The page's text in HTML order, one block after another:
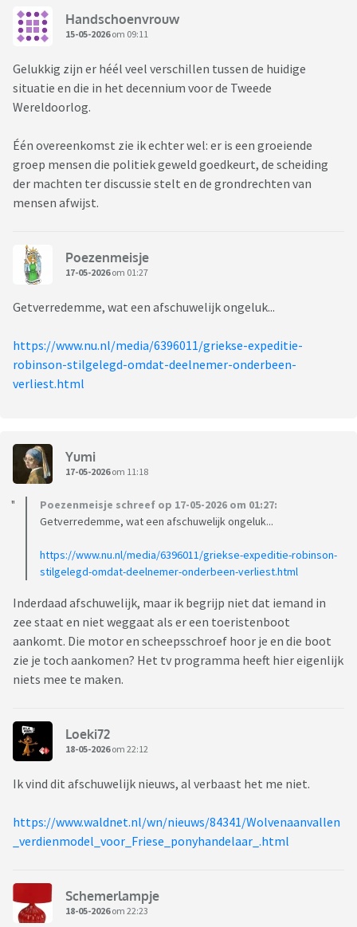
Handschoenvrouw
15-05-2026om 09:11
Gelukkig zijn er héél veel verschillen tussen de huidige
situatie en die in het decennium voor de Tweede
Wereldoorlog.
Één overeenkomst zie ik echter wel: er is een groeiende
groep mensen die politiek geweld goedkeurt, de scheiding
der machten ter discussie stelt en de grondrechten van
mensen afwijst.
Poezenmeisje
17-05-2026om 01:27
Getverredemme, wat een afschuwelijk ongeluk...
https://www.nu.nl/media/6396011/griekse-expeditie-
robinson-stilgelegd-omdat-deelnemer-onderbeen-
verliest.html
Yumi
17-05-2026om 11:18
Poezenmeisje schreef op 17-05-2026 om 01:27:
Getverredemme, wat een afschuwelijk ongeluk...
https://www.nu.nl/media/6396011/griekse-expeditie-robinson-
stilgelegd-omdat-deelnemer-onderbeen-verliest.html
Inderdaad afschuwelijk, maar ik begrijp niet dat iemand in
zee staat en niet weggaat als er een toeristenboot
aankomt. Die motor en scheepsschroef hoor je en die boot
zie je toch aankomen? Het tv programma heeft hier eigenlijk
niets mee te maken.
Loeki72
18-05-2026om 22:12
Ik vind dit afschuwelijk nieuws, al verbaast het me niet.
https://www.waldnet.nl/wn/nieuws/84341/Wolvenaanvallen
_verdienmodel_voor_Friese_ponyhandelaar_.html
Schemerlampje
18-05-2026om 22:23